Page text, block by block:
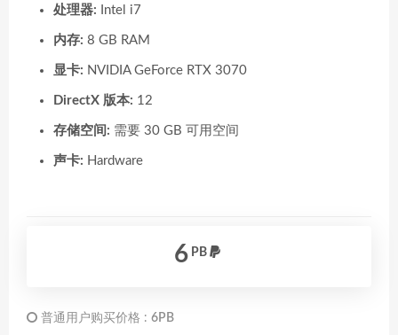
处理器: Intel i7
内存: 8 GB RAM
显卡: NVIDIA GeForce RTX 3070
DirectX 版本: 12
存储空间: 需要 30 GB 可用空间
声卡: Hardware
6 PB
普通用户购买价格 : 6PB